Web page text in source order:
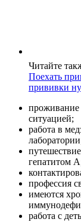
Читайте
Поехать
прививки
проживание
ситуацией;
работа в
гепатитом
профессия
имеются
работа с